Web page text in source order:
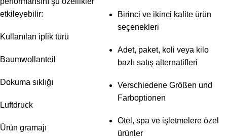
etkileyebilir:
Kullanılan iplik türü
Baumwollanteil
Dokuma sıklığı
Luftdruck
Ürün gramajı
Birinci ve ikinci kalite ürün
seçenekleri
Adet, paket, koli veya kilo
bazlı satış alternatifleri
Verschiedene Größen und
Farboptionen
Otel, spa ve işletmelere özel
ürünler